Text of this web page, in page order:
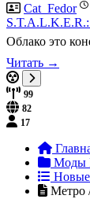
Cat_Fedor
S.T.A.L.K.E.R.:
Облако это
Читать →
99
82
17
Моды
Метро